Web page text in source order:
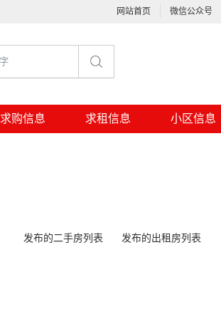
网站首页 微信公众号
求购信息 求租信息 小区信息
发布的二手房列表 发布的出租房列表